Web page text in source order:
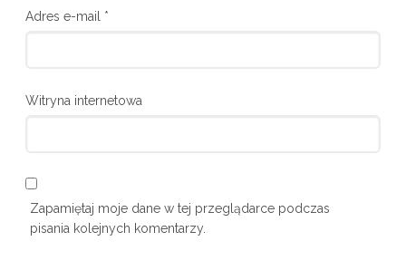
Adres e-mail *
Witryna internetowa
Zapamiętaj moje dane w tej przeglądarce podczas
pisania kolejnych komentarzy.